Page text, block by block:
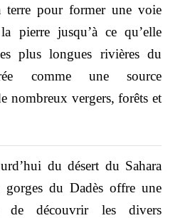
terre pour former une voie
pierre jusqu’à ce qu’elle
plus longues rivières du
comme une source
nombreux vergers, forêts et
du désert du Sahara
gorges du Dadès offre une
de découvrir les divers